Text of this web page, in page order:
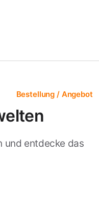
Bestellung / Angebot
und entdecke das